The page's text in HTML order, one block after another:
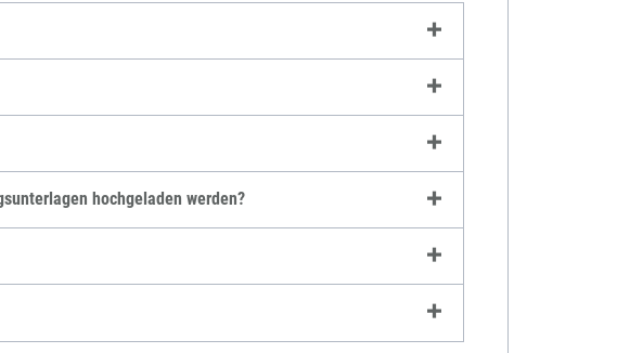
hochgeladen werden?